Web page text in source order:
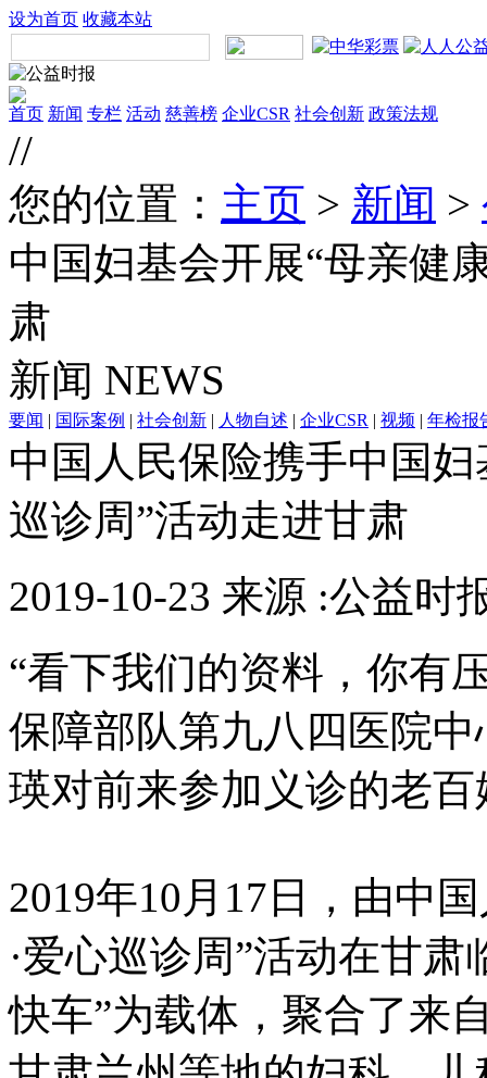
设为首页 收藏本站
首页 新闻 专栏 活动 慈善榜 企业CSR 社会创新 政策法规
//
您的位置： 主页 > 新闻 >
中国妇基会开展“母亲健
肃
新闻 NEWS
要闻 | 国际案例 | 社会创新 | 人物自述 | 企业CSR | 视频 | 年检报
中国人民保险携手中国
巡诊周”活动走进甘肃
2019-10-23 来源 :公益时
“看下我们的资料，你有
保障部队第九八四医院
瑛对前来参加义诊的老百
2019年10月17日，由中
·爱心巡诊周”活动在甘
快车”为载体，聚合了来